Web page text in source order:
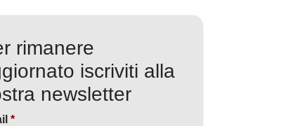
rimanere
iscriviti alla
newsletter
*